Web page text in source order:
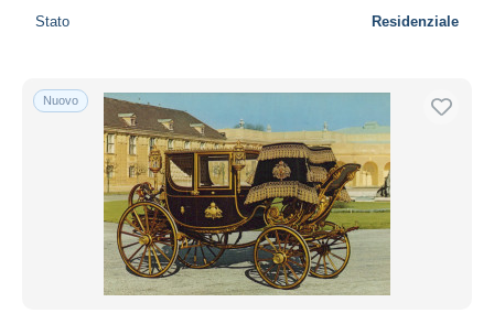
Stato Residenziale
Nuovo